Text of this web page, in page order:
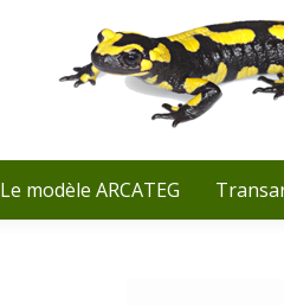
:
Le modèle ARCATEG